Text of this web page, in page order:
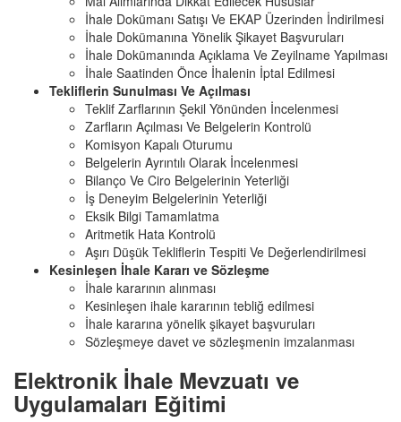
İhale Dokümanı Satışı Ve EKAP Üzerinden İndirilmesi
İhale Dokümanına Yönelik Şikayet Başvuruları
İhale Dokümanında Açıklama Ve Zeyilname Yapılması
İhale Saatinden Önce İhalenin İptal Edilmesi
Tekliflerin Sunulması Ve Açılması
Teklif Zarflarının Şekil Yönünden İncelenmesi
Zarfların Açılması Ve Belgelerin Kontrolü
Komisyon Kapalı Oturumu
Belgelerin Ayrıntılı Olarak İncelenmesi
Bilanço Ve Ciro Belgelerinin Yeterliği
İş Deneyim Belgelerinin Yeterliği
Eksik Bilgi Tamamlatma
Aritmetik Hata Kontrolü
Aşırı Düşük Tekliflerin Tespiti Ve Değerlendirilmesi
Kesinleşen İhale Kararı ve Sözleşme
İhale kararının alınması
Kesinleşen ihale kararının tebliğ edilmesi
İhale kararına yönelik şikayet başvuruları
Sözleşmeye davet ve sözleşmenin imzalanması
Elektronik İhale Mevzuatı ve
Uygulamaları Eğitimi